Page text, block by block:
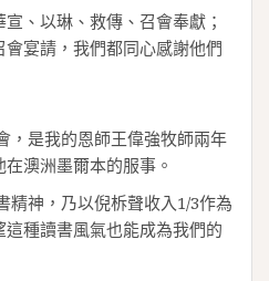
、以琳、救傳、召會奉獻；
宴請，我們都同心感謝他們
，是我的恩師王偉強牧師兩年
澳洲墨爾本的服事。
精神，乃以倪柝聲收入1/3作為
種讀書風氣也能成為我們的